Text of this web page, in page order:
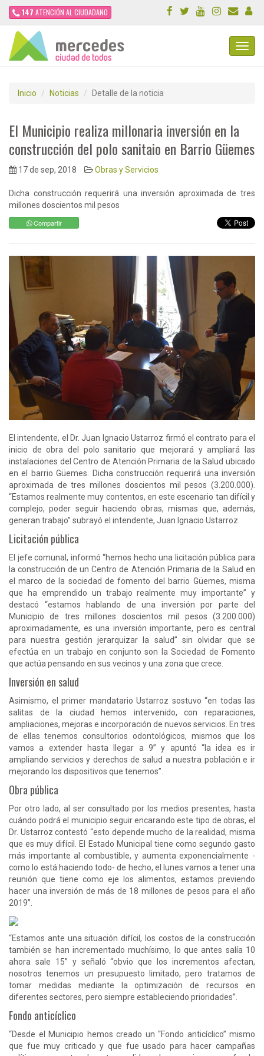
147 ATENCIÓN AL CIUDADANO
Inicio Noticias Detalle de la noticia
El Municipio realiza millonaria inversión en la
construcción del polo sanitaio en Barrio Güemes
17 de sep, 2018 Obras y Servicios
Dicha construcción requerirá una inversión aproximada de tres
millones doscientos mil pesos
Compartir
El intendente, el Dr. Juan Ignacio Ustarroz firmó el contrato para el
inicio de obra del polo sanitario que mejorará y ampliará las
instalaciones del Centro de Atención Primaria de la Salud ubicado
en el barrio Güemes. Dicha construcción requerirá una inversión
aproximada de tres millones doscientos mil pesos (3.200.000).
“Estamos realmente muy contentos, en este escenario tan difícil y
complejo, poder seguir haciendo obras, mismas que, además,
generan trabajo” subrayó el intendente, Juan Ignacio Ustarroz.
Licitación pública
El jefe comunal, informó “hemos hecho una licitación pública para
la construcción de un Centro de Atención Primaria de la Salud en
el marco de la sociedad de fomento del barrio Güemes, misma
que ha emprendido un trabajo realmente muy importante” y
destacó “estamos hablando de una inversión por parte del
Municipio de tres millones doscientos mil pesos (3.200.000)
aproximadamente, es una inversión importante, pero es central
para nuestra gestión jerarquizar la salud” sin olvidar que se
efectúa en un trabajo en conjunto son la Sociedad de Fomento
que actúa pensando en sus vecinos y una zona que crece.
Inversión en salud
Asimismo, el primer mandatario Ustarroz sostuvo “en todas las
salitas de la ciudad hemos intervenido, con reparaciones,
ampliaciones, mejoras e incorporación de nuevos servicios. En tres
de ellas tenemos consultorios odontológicos, mismos que los
vamos a extender hasta llegar a 9” y apuntó “la idea es ir
ampliando servicios y derechos de salud a nuestra población e ir
mejorando los dispositivos que tenemos”.
Obra pública
Por otro lado, al ser consultado por los medios presentes, hasta
cuándo podrá el municipio seguir encarando este tipo de obras, el
Dr. Ustarroz contestó “esto depende mucho de la realidad, misma
que es muy difícil. El Estado Municipal tiene como segundo gasto
más importante al combustible, y aumenta exponencialmente -
como lo está haciendo todo- de hecho, el lunes vamos a tener una
reunión que tiene como eje los alimentos, estamos previendo
hacer una inversión de más de 18 millones de pesos para el año
2019”.
“Estamos ante una situación difícil, los costos de la construcción
también se han incrementado muchísimo, lo que antes salía 10
ahora sale 15” y señaló “obvio que los incrementos afectan,
nosotros tenemos un presupuesto limitado, pero tratamos de
tomar medidas mediante la optimización de recursos en
diferentes sectores, pero siempre estableciendo prioridades”.
Fondo anticíclico
“Desde el Municipio hemos creado un “Fondo anticíclico” mismo
que fue muy criticado y que fue usado para hacer campañas